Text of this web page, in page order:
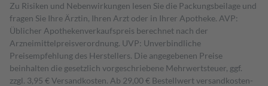
Zu Risiken und Nebenwirkungen lesen Sie die Packungsbeilage und
fragen Sie Ihre Ärztin, Ihren Arzt oder in Ihrer Apotheke. AVP:
Üblicher Apothekenverkaufspreis berechnet nach der
Arzneimittelpreisverordnung. UVP: Unverbindliche
Preisempfehlung des Herstellers. Die angegebenen Preise
beinhalten die gesetzlich vorgeschriebene Mehrwertsteuer, ggf.
zzgl. 3,95 € Versandkosten. Ab 29,00 € Bestell­wert versand­kosten­